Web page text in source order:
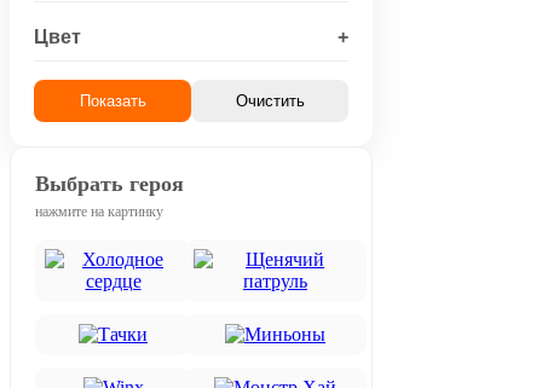
Цвет +
Показать Очистить
Выбрать героя
нажмите на картинку